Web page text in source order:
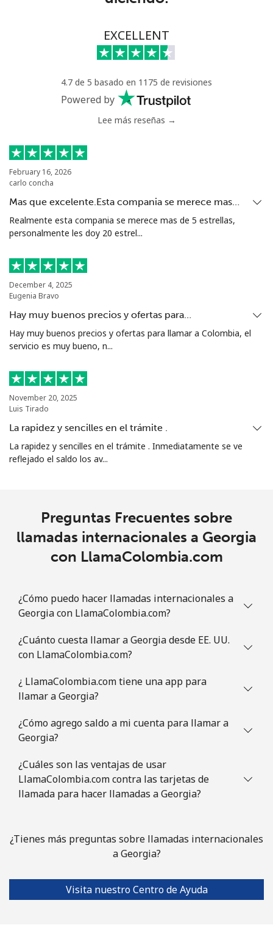
⁦1.5¢⁩
333 min por
⁦1.6¢⁩
312 min por
Greenland
Línea fija
Celular ⁦10.9¢⁩
45 min por
Grenada
Línea fija
Celular ⁦31.5¢⁩
15 min por
⁦9¢⁩
Guadeloupe
⁦$5⁩
Celular ⁦29.5¢⁩
All country ⁦4.5¢⁩
111 min por
⁦8¢⁩
Línea fija ⁦19.9¢⁩
25 min por
Celular ⁦20.9¢⁩
Guinea
Línea fija 7 min por ⁦$5⁩
Celular ⁦53.5¢⁩
Guinea Bissau
Guyana
EXCELLENT
4.7 de 5 basado en 1175 de revisiones
Powered by
Lee más reseñas →
February 16, 2026
carlo concha
Mas que excelente.Esta compania se merece mas…
Realmente esta compania se merece mas de 5 estrellas,
personalmente les doy 20 estrel...
December 4, 2025
Eugenia Bravo
Hay muy buenos precios y ofertas para…
Hay muy buenos precios y ofertas para llamar a Colombia, el
servicio es muy bueno, n...
November 20, 2025
Luis Tirado
La rapidez y sencilles en el trámite .
La rapidez y sencilles en el trámite . Inmediatamente se ve
reflejado el saldo los av...
Preguntas Frecuentes sobre
llamadas internacionales a Georgia
con LlamaColombia.com
¿Cómo puedo hacer llamadas internacionales a
Georgia con LlamaColombia.com?
¿Cuánto cuesta llamar a Georgia desde EE. UU.
con LlamaColombia.com?
¿ LlamaColombia.com tiene una app para
llamar a Georgia?
¿Cómo agrego saldo a mi cuenta para llamar a
Georgia?
¿Cuáles son las ventajas de usar
LlamaColombia.com contra las tarjetas de
llamada para hacer llamadas a Georgia?
¿Tienes más preguntas sobre llamadas internacionales
a Georgia?
Visita nuestro Centro de Ayuda